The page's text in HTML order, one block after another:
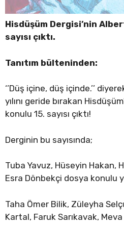
Hisdüşüm Dergisi’nin
sayısı çıktı.
Tanıtım bülteninden:
‘’Düş içine, düş içinde.’’
yılını geride bırakan
konulu 15. sayısı çıktı!
Derginin bu sayısında;
Tuba Yavuz, Hüseyin Hakan,
Esra Dönbekçi dosya konulu
Taha Ömer Bilik, Züleyha
Kartal, Faruk Sarıkavak,